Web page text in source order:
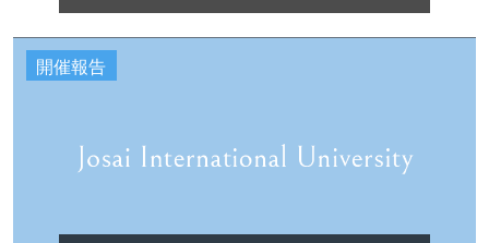
開催報告